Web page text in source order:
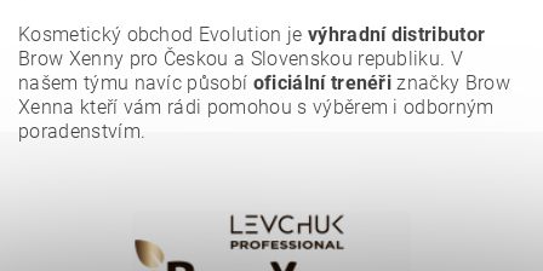
Kosmetický obchod Evolution je výhradní distributor
Brow Xenny pro Českou a Slovenskou republiku. V
našem týmu navíc působí oficiální trenéři značky Brow
Xenna kteří vám rádi pomohou s výběrem i odborným
poradenstvím.